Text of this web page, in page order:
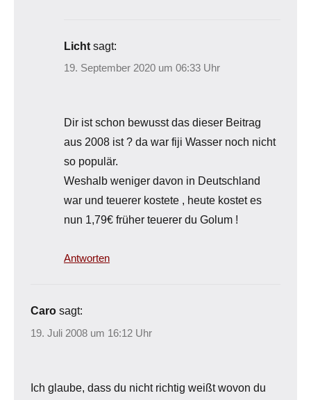
Licht sagt:
19. September 2020 um 06:33 Uhr
Dir ist schon bewusst das dieser Beitrag
aus 2008 ist ? da war fiji Wasser noch nicht
so populär.
Weshalb weniger davon in Deutschland
war und teuerer kostete , heute kostet es
nun 1,79€ früher teuerer du Golum !
Antworten
Caro sagt:
19. Juli 2008 um 16:12 Uhr
Ich glaube, dass du nicht richtig weißt wovon du